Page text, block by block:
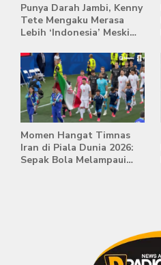
Punya Darah Jambi, Kenny
Tete Mengaku Merasa
Lebih ‘Indonesia’ Meski
Momen Hangat Timnas
Iran di Piala Dunia 2026:
Sepak Bola Melampaui